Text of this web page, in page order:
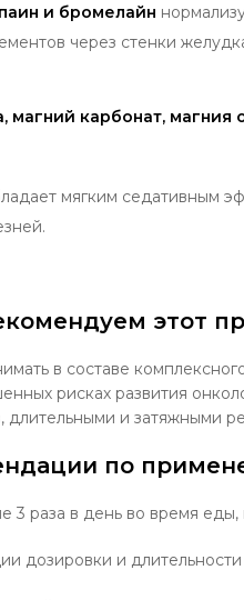
и бромелайн
через стенки
магний карбонат, магния
мягким седативным
этот
в составе
рисках развития
длительными и затяжными
по
3 раза в день во время
дозировки и